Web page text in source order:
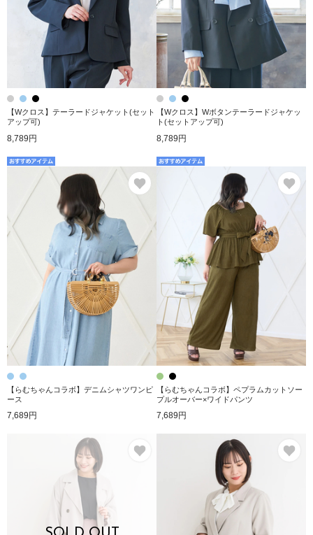
【Wクロス】テーラードジャケット(セット
アップ可)
8,789円
【Wクロス】Wボタンテーラードジャケッ
ト(セットアップ可)
8,789円
【らむちゃんコラボ】デニムシャツワンピ
ース
7,689円
【らむちゃんコラボ】ペプラムカットソー
プルオーバー×ワイドパンツ
7,689円